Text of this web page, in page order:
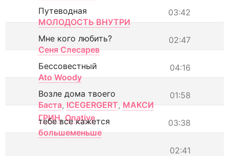
03:42
Путеводная
МОЛОДОСТЬ ВНУТРИ
02:47
Мне кого любить?
Сеня Слесарев
04:16
Бессовестный
Ato Woody
01:58
Возле дома твоего
Баста, ICEGERGERT, МАКСИ
ГРИН, Onative 03:38
тебе все кажется
большеменьше
02:41